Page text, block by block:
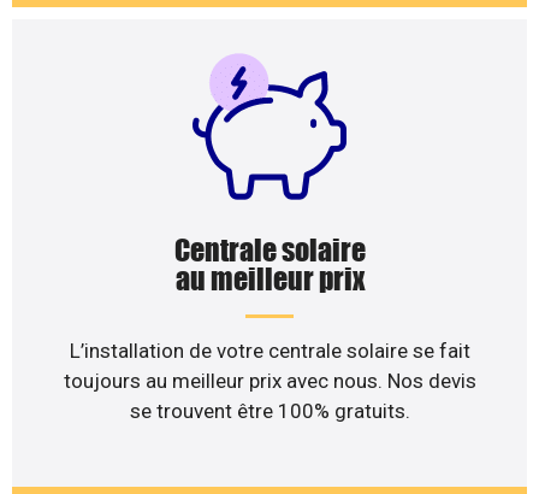
Centrale solaire
au meilleur prix
L’installation de votre centrale solaire se fait
toujours au meilleur prix avec nous. Nos devis
se trouvent être 100% gratuits.